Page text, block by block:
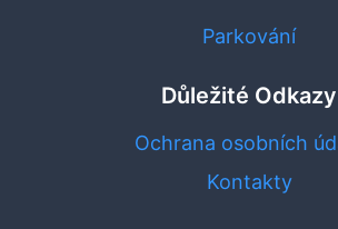
Parkování
Důležité Odkazy
Ochrana osobních
Kontakty